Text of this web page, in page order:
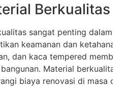
Berkualitas
sangat penting dalam
keamanan dan ketahanan
dan kaca tempered
Material berkualitas
biaya renovasi di masa